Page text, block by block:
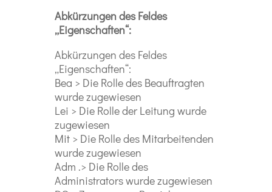
Abkürzungen des Feldes
„Eigenschaften“:
Abkürzungen des Feldes
„Eigenschaften“:
Bea > Die Rolle des Beauftragten
wurde zugewiesen
Lei > Die Rolle der Leitung wurde
zugewiesen
Mit > Die Rolle des Mitarbeitenden
wurde zugewiesen
Adm .> Die Rolle des
Administrators wurde zugewiesen